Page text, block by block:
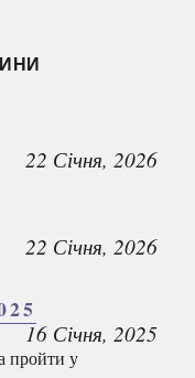
22 Січня, 2026
22 Січня, 2026
16 Січня, 2025
пройти у